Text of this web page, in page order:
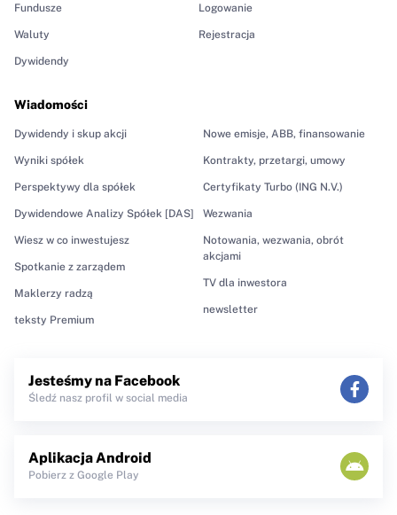
Fundusze
Waluty
Dywidendy
Wiadomości
Dywidendy i skup akcji
Wyniki spółek
Perspektywy dla spółek
Dywidendowe Analizy Spółek [DAS]
Wiesz w co inwestujesz
Spotkanie z zarządem
Maklerzy radzą
teksty Premium
Nowe emisje, ABB, finansowanie
Kontrakty, przetargi, umowy
Certyfikaty Turbo (ING N.V.)
Wezwania
Notowania, wezwania, obrót
akcjami
TV dla inwestora
newsletter
Logowanie
Rejestracja
Jesteśmy na Facebook
Śledź nasz profil w social media
Aplikacja Android
Pobierz z Google Play